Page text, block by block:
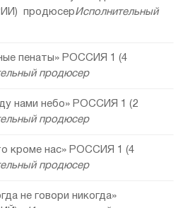
продюсерИсполнительный
пенаты» РОССИЯ 1 (4
продюсер
нами небо» РОССИЯ 1 (2
продюсер
кроме нас» РОССИЯ 1 (4
продюсер
не говори никогда»